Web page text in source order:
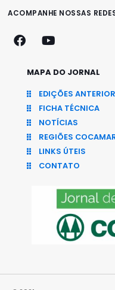
ACOMPANHE NOSSAS
MAPA DO JORNAL
EDIÇÕES
FICHA TÉCNICA
NOTÍCIAS
REGIÕES
LINKS ÚTEIS
CONTATO